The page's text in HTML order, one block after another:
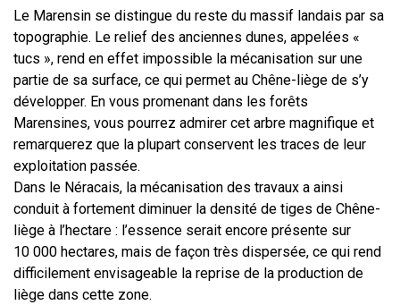
Le Marensin se distingue du reste du massif landais par sa
topographie. Le relief des anciennes dunes, appelées «
tucs », rend en effet impossible la mécanisation sur une
partie de sa surface, ce qui permet au Chêne-liège de s’y
développer. En vous promenant dans les forêts
Marensines, vous pourrez admirer cet arbre magnifique et
remarquerez que la plupart conservent les traces de leur
exploitation passée.
Dans le Néracais, la mécanisation des travaux a ainsi
conduit à fortement diminuer la densité de tiges de Chêne-
liège à l’hectare : l’essence serait encore présente sur
10 000 hectares, mais de façon très dispersée, ce qui rend
difficilement envisageable la reprise de la production de
liège dans cette zone.